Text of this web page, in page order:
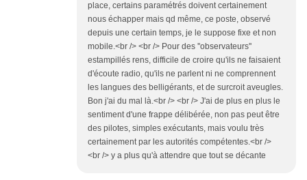
place, certains paramétrés doivent certainement
nous échapper mais qd même, ce poste, observé
depuis une certain temps, je le suppose fixe et non
mobile.<br /> <br /> Pour des ''observateurs''
estampillés rens, difficile de croire qu'ils ne faisaient
d'écoute radio, qu'ils ne parlent ni ne comprennent
les langues des belligérants, et de surcroit aveugles.
Bon j'ai du mal là.<br /> <br /> J'ai de plus en plus le
sentiment d'une frappe délibérée, non pas peut être
des pilotes, simples exécutants, mais voulu très
certainement par les autorités compétentes.<br />
<br /> y a plus qu'à attendre que tout se décante